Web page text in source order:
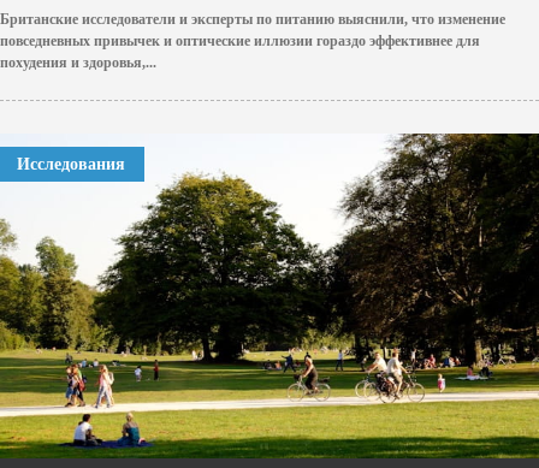
Британские исследователи и эксперты по питанию выяснили, что изменение
повседневных привычек и оптические иллюзии гораздо эффективнее для
похудения и здоровья,...
Исследования